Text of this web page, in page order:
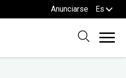
Anunciarse Es